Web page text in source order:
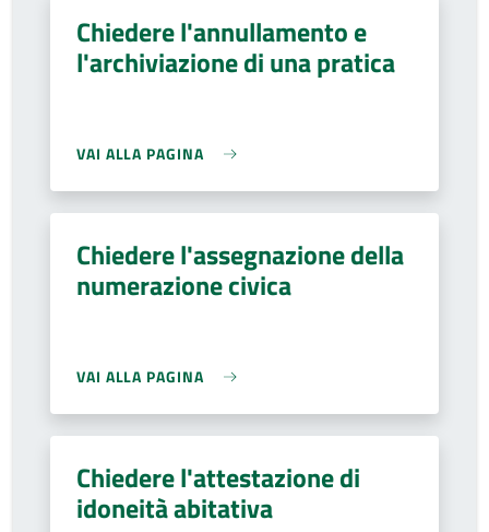
Chiedere l'annullamento e
l'archiviazione di una pratica
VAI ALLA PAGINA
Chiedere l'assegnazione della
numerazione civica
VAI ALLA PAGINA
Chiedere l'attestazione di
idoneità abitativa